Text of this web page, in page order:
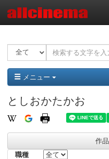
メニュー
としおかたかお
作品
職種